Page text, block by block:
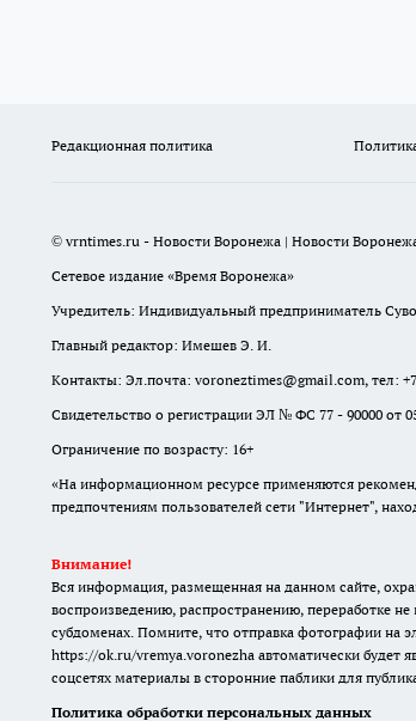
Редакционная политика
© vrntimes.ru - Новости Воронежа | Новости
Сетевое издание «Время Воронежа»
Учредитель: Индивидуальный предприниматель
Главный редактор: Имешев Э. И.
Контакты: Эл.почта: voroneztimes@gmail.com, тел: +7
Свидетельство о регистрации ЭЛ № ФС 77 - 90000 от
Ограничение по возрасту: 16+
«На информационном ресурсе применяются
предпочтениям пользователей сети "Интернет",
Внимание!
Вся информация, размещенная на данном сайте,
воспроизведению, распространению, переработке
субдоменах. Помните, что отправка фотографии на
https://ok.ru/vremya.voronezha автоматически будет
соцсетях материалы в сторонние паблики для
Политика обработки персональных данных